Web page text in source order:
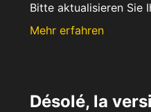
Bitte aktualisieren Sie
Mehr erfahren
Désolé, la